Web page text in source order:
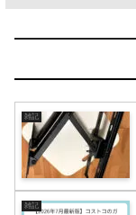
雑記
雑記